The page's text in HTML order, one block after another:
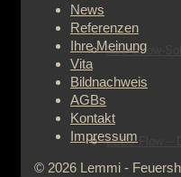
LED-Show-Solo
LEDs Flow –
News
Referenzen
Ihre Meinung
Vita
Bildnachweis
AGBs
Kontakt
Impressum
© 2026 Lemmi -